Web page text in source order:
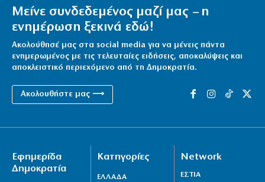
Μείνε συνδεδεμένος μαζί μας – η
ενημέρωση ξεκινά εδώ!
Ακολούθησέ μας στα social media για να μένεις πάντα
ενημερωμένος με τις τελευταίες ειδήσεις, αποκαλύψεις και
αποκλειστικό περιεχόμενο από τη Δημοκρατία.
Ακολουθήστε μας ⟶
Εφημερίδα
Δημοκρατία
Κατηγορίες
ΕΛΛΑΔΑ
Network
ΕΣΤΙΑ